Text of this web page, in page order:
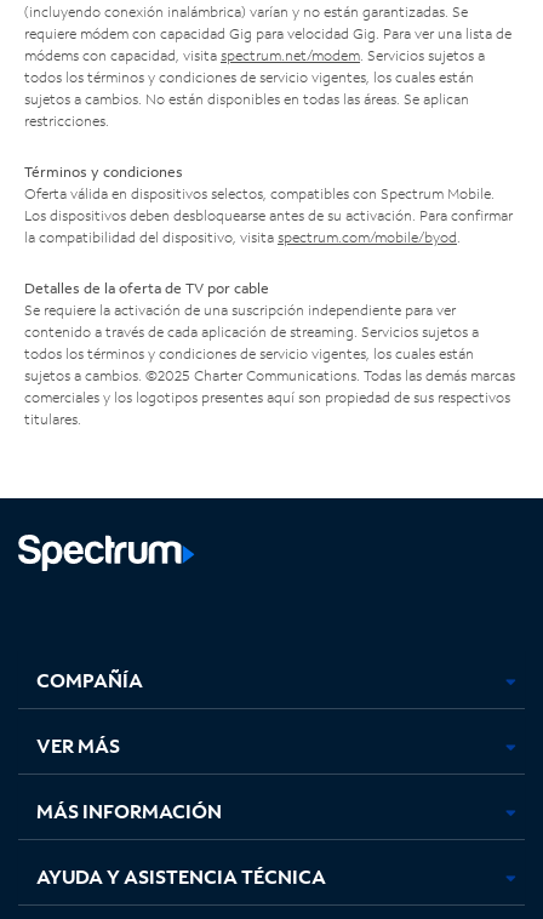
(incluyendo conexión inalámbrica) varían y no están garantizadas. Se
requiere módem con capacidad Gig para velocidad Gig. Para ver una lista de
módems con capacidad, visita spectrum.net/modem . Servicios sujetos a
todos los términos y condiciones de servicio vigentes, los cuales están
sujetos a cambios. No están disponibles en todas las áreas. Se aplican
restricciones.
Términos y condiciones
Oferta válida en dispositivos selectos, compatibles con Spectrum Mobile.
Los dispositivos deben desbloquearse antes de su activación. Para confirmar
la compatibilidad del dispositivo, visita spectrum.com/mobile/byod
Detalles de la oferta de TV por cable
Se requiere la activación de una suscripción independiente para ver
contenido a través de cada aplicación de streaming. Servicios sujetos a
todos los términos y condiciones de servicio vigentes, los cuales están
sujetos a cambios. ©2025 Charter Communications. Todas las demás marcas
comerciales y los logotipos presentes aquí son propiedad de sus respectivos
titulares.
abre
en
pestaña
nueva
abre
en
pestaña
nueva
abre
en
pestaña
nueva
en
nueva
COMPAÑÍA
VER MÁS
MÁS INFORMACIÓN
AYUDA Y ASISTENCIA TÉCNICA